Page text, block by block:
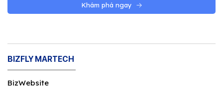
Khám phá ngay
BIZFLY MARTECH
BizWebsite